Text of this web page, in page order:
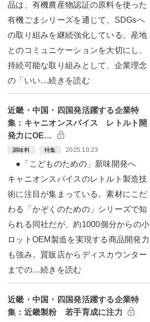
品は、有機農産物認証の原料を使った
有機ごまシリーズを通じて、SDGsへ
の取り組みを継続強化している。産地
とのコミュニケーションを大切にし、
持続可能な取り組みとして、企業理念
の「いい…続きを読む
近畿・中国・四国発活躍する企業特
集：キャニオンスパイス レトルト開
発力にOE…
調味料 特集 2025.10.23
●「こどものための」新味開発へ
キャニオンスパイスのレトルト製造技
術に注目が集まっている。素材にこだ
わる「かぞくのための」シリーズで知
られる同社だが、約1000個分からの小
ロットOEM製造を実現する商品開発力
も強み。質販店からディスカウンター
までの…続きを読む
近畿・中国・四国発活躍する企業特
集：近畿製粉 若手育成に注力